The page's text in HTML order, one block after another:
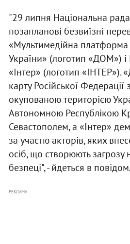
"29 липня Національна
позапланові безвиїзні
«Мультимедійна
України» (логотип «ДОМ»)
«Інтер» (логотип «ІНТЕР»).
карту Російської Федерації
окупованою територією
Автономною Республікою
Севастополем, а «Інтер»
за участю акторів, яких
осіб, що створюють загрозу
безпеці", - йдеться в
РЕКЛАМА